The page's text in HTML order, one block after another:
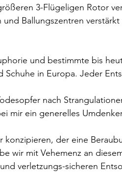
3-Flügeligen Rotor
Ballungszentren
und bestimmte bis
in Europa. Jeder
nach
mir ein generelles
der eine
wir mit Vehemenz an
verletzungs-sicheren